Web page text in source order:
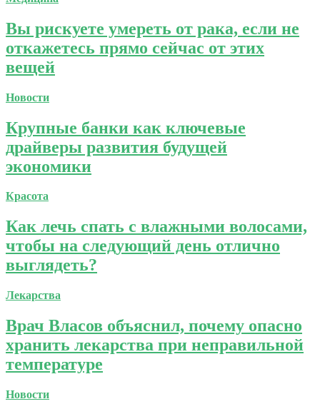
Вы рискуете умереть от рака, если не
откажетесь прямо сейчас от этих
вещей
Новости
Крупные банки как ключевые
драйверы развития будущей
экономики
Красота
Как лечь спать с влажными волосами,
чтобы на следующий день отлично
выглядеть?
Лекарства
Врач Власов объяснил, почему опасно
хранить лекарства при неправильной
температуре
Новости